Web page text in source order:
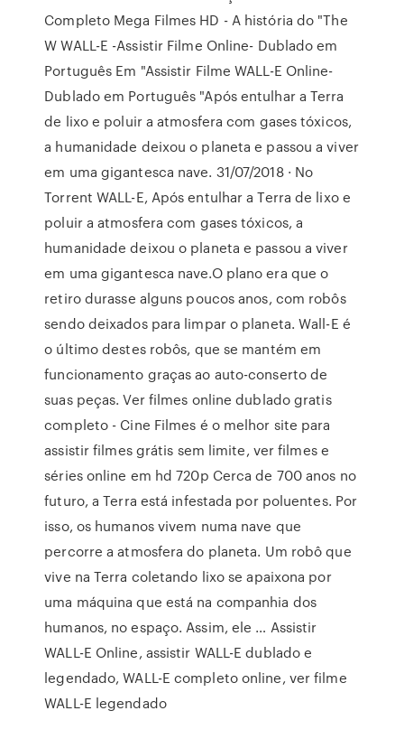
Completo Mega Filmes HD - A história do "The
W WALL-E -Assistir Filme Online- Dublado em
Português Em "Assistir Filme WALL-E Online-
Dublado em Português "Após entulhar a Terra
de lixo e poluir a atmosfera com gases tóxicos,
a humanidade deixou o planeta e passou a viver
em uma gigantesca nave. 31/07/2018 · No
Torrent WALL-E, Após entulhar a Terra de lixo e
poluir a atmosfera com gases tóxicos, a
humanidade deixou o planeta e passou a viver
em uma gigantesca nave.O plano era que o
retiro durasse alguns poucos anos, com robôs
sendo deixados para limpar o planeta. Wall-E é
o último destes robôs, que se mantém em
funcionamento graças ao auto-conserto de
suas peças. Ver filmes online dublado gratis
completo - Cine Filmes é o melhor site para
assistir filmes grátis sem limite, ver filmes e
séries online em hd 720p Cerca de 700 anos no
futuro, a Terra está infestada por poluentes. Por
isso, os humanos vivem numa nave que
percorre a atmosfera do planeta. Um robô que
vive na Terra coletando lixo se apaixona por
uma máquina que está na companhia dos
humanos, no espaço. Assim, ele … Assistir
WALL-E Online, assistir WALL-E dublado e
legendado, WALL-E completo online, ver filme
WALL-E legendado